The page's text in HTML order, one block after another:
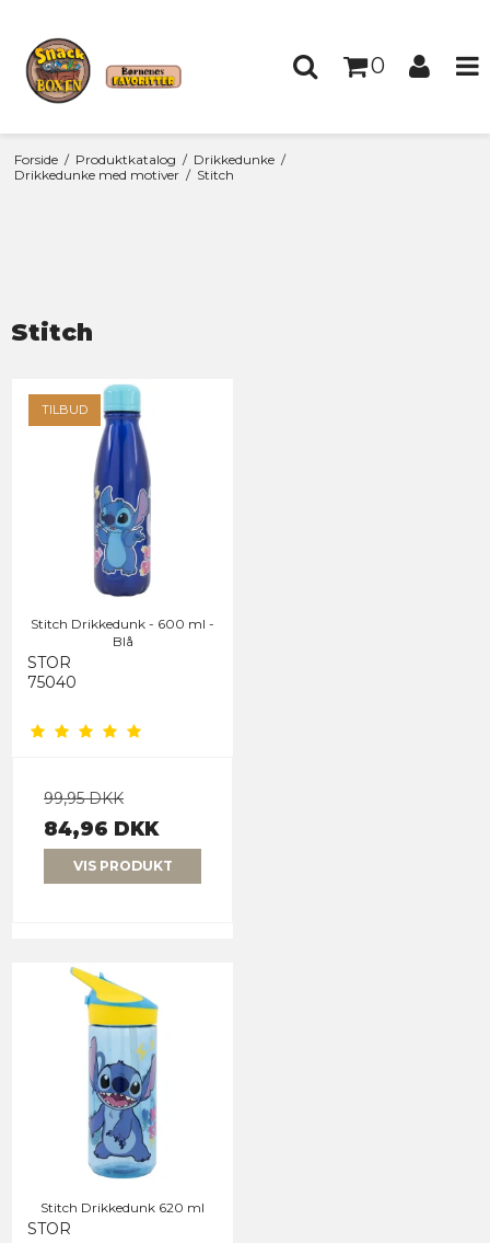
0
Forside / Produktkatalog / Drikkedunke /
Drikkedunke med motiver / Stitch
Stitch
TILBUD
Stitch Drikkedunk - 600 ml -
Blå
STOR
75040
99,95 DKK
84,96 DKK
VIS PRODUKT
Stitch Drikkedunk 620 ml
STOR